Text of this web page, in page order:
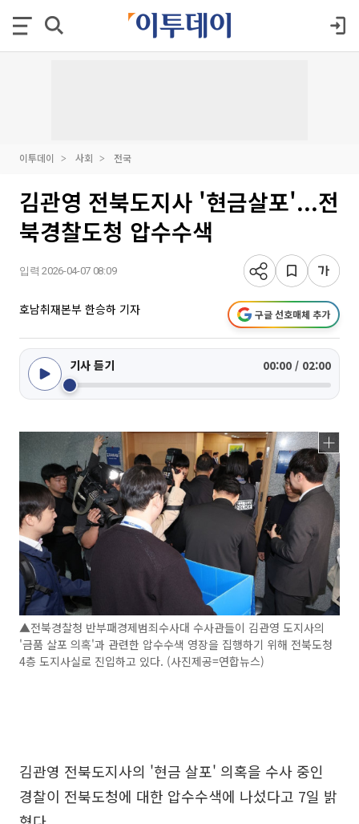
이투데이 사회 전국
김관영 전북도지사 '현금살포'...전
북경찰도청 압수수색
입력 2026-04-07 08:09
호남취재본부 한승하 기자 구글 선호매체 추가
기사 듣기 00:00 / 02:00
▲전북경찰청 반부패경제범죄수사대 수사관들이 김관영 도지사의
'금품 살포 의혹'과 관련한 압수수색 영장을 집행하기 위해 전북도청
4층 도지사실로 진입하고 있다. (사진제공=연합뉴스)
김관영 전북도지사의 '현금 살포' 의혹을 수사 중인
경찰이 전북도청에 대한 압수수색에 나섰다고 7일 밝